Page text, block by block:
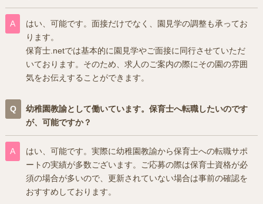
はい、可能です。面接だけでなく、園見学の調整も承ってお
ります。
保育士.netでは基本的に園見学やご面接に同行させていただ
いております。そのため、求人のご案内の際にその園の雰囲
気をお伝えすることができます。
幼稚園教諭として働いています。保育士へ転職したいのです
が、可能ですか？
はい、可能です。実際に幼稚園教諭から保育士への転職サポ
ートの実績が多数ございます。ご応募の際は保育士資格が必
須の場合が多いので、更新されていない場合は事前の確認を
おすすめしております。